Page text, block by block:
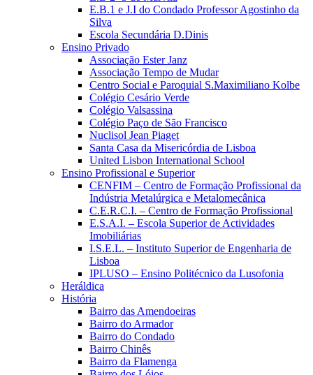
E.B.1 e J.I do Condado Professor Agostinho da
Silva
Escola Secundária D.Dinis
Ensino Privado
Associação Ester Janz
Associação Tempo de Mudar
Centro Social e Paroquial S.Maximiliano Kolbe
Colégio Cesário Verde
Colégio Valsassina
Colégio Paço de São Francisco
Nuclisol Jean Piaget
Santa Casa da Misericórdia de Lisboa
United Lisbon International School
Ensino Profissional e Superior
CENFIM – Centro de Formação Profissional da
Indústria Metalúrgica e Metalomecânica
C.E.R.C.I. – Centro de Formação Profissional
E.S.A.I. – Escola Superior de Actividades
Imobiliárias
I.S.E.L. – Instituto Superior de Engenharia de
Lisboa
IPLUSO – Ensino Politécnico da Lusofonia
Heráldica
História
Bairro das Amendoeiras
Bairro do Armador
Bairro do Condado
Bairro Chinês
Bairro da Flamenga